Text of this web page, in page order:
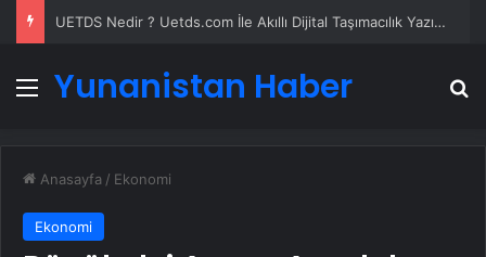
UETDS Nedir ? Uetds.com İle Akıllı Dijital Taşımacılık Yazılımı
Menü
Yunanistan Haber
Anasayfa / Ekonomi
Ekonomi